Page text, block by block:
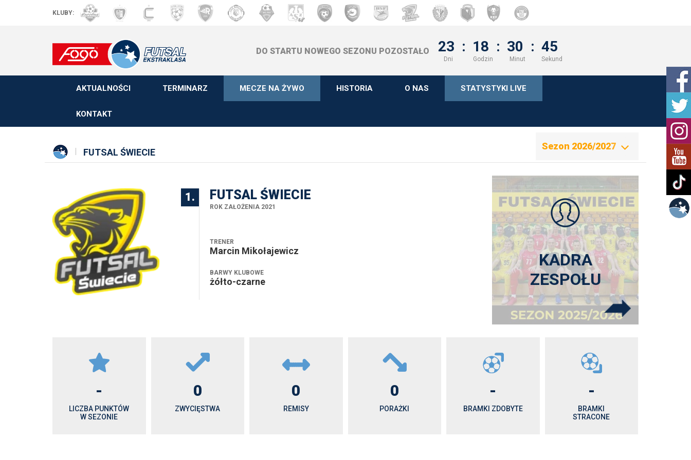
KLUBY:
DO STARTU NOWEGO SEZONU POZOSTAŁO 23 : 18 : 30 : 44
Dni Godzin Minut Sekund
AKTUALNOŚCI TERMINARZ MECZE NA ŻYWO HISTORIA O NAS STATYSTYKI LIVE
KONTAKT
FUTSAL ŚWIECIE
Sezon 2026/2027
Sezon 2026/2027
1. FUTSAL ŚWIECIE
ROK ZAŁOŻENIA 2021
TRENER
Marcin Mikołajewicz
BARWY KLUBOWE
żółto-czarne
KADRA
ZESPOŁU
-
LICZBA PUNKTÓW
W SEZONIE
0
ZWYCIĘSTWA
0
REMISY
0
PORAŻKI
-
BRAMKI ZDOBYTE
-
BRAMKI
STRACONE